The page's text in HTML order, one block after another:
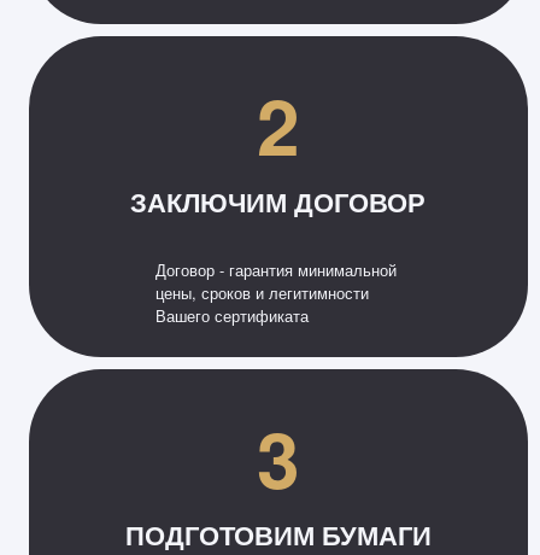
2
ЗАКЛЮЧИМ ДОГОВОР
Договор - гарантия минимальной
цены, сроков и легитимности
Вашего сертификата
3
ПОДГОТОВИМ БУМАГИ